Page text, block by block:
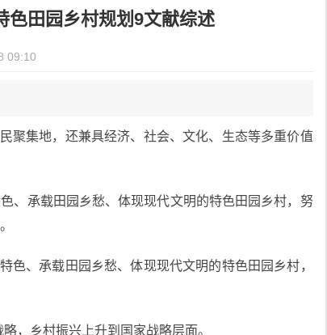
色田园乡村规划9文献综述
09:10
聚集地，还兼具经济、社会、文化、生态等多重价值
、承载田园乡愁、体现现代文明的特色田园乡村，努
色、承载田园乡愁、体现现代文明的特色田园乡村，
，乡村振兴上升到国家战略层面。